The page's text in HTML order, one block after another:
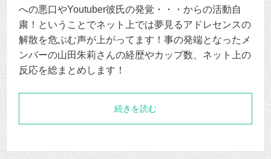
への悪口やYoutuber彼氏の発覚・・・からの活動自
粛！ということでネット上では夢見るアドレセンスの
解散を危ぶむ声が上がってます！事の発端となったメ
ンバーの山田朱莉さんの経歴やカップ数、ネット上の
反応を総まとめします！
続きを読む